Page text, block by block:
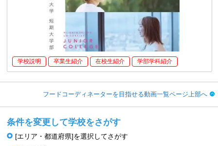
学校説明 卒業生紹介 在校生紹介 学部学科紹介
フードコーディネーターを目指せる動画一覧ページ上部へ
条件を変更して学校をさがす
[エリア・都道府県]を選択してさがす